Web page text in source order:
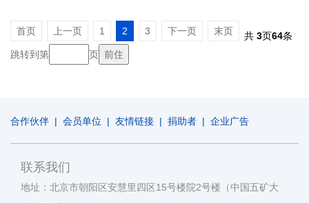
首页 上一页 1 2 3 下一页 末页 共 3页64条
跳转到第
页
合作伙伴 | 会员单位 | 友情链接 | 捐助者 | 企业广告
联系我们
地址：北京市朝阳区安慧里四区15号楼院2号楼（中国五矿大